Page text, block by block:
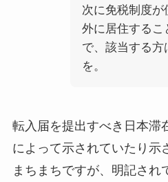
次に免税制度
外に居住するこ
で、該当する
を。
転入届を提出すべき日本滞
によって示されていたり示
まちまちですが、明記され